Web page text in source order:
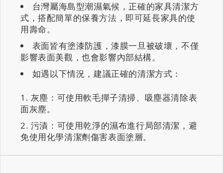
台灣屬海島型潮濕氣候，正確的家具清潔方
式，搭配簡單的保養方法，即可延長家具的使
用壽命。
表面皆有塗漆防護，漆膜一旦被破壞，不僅
影響表面美觀，也會影響內部結構。
如遇以下情況，建議正確的清潔方式：
灰塵：可使用軟毛撣子清掃、吸塵器清除表
面灰塵。
污漬：可使用乾淨的濕布進行局部清潔，避
免使用化學清潔劑傷害表面塗層。